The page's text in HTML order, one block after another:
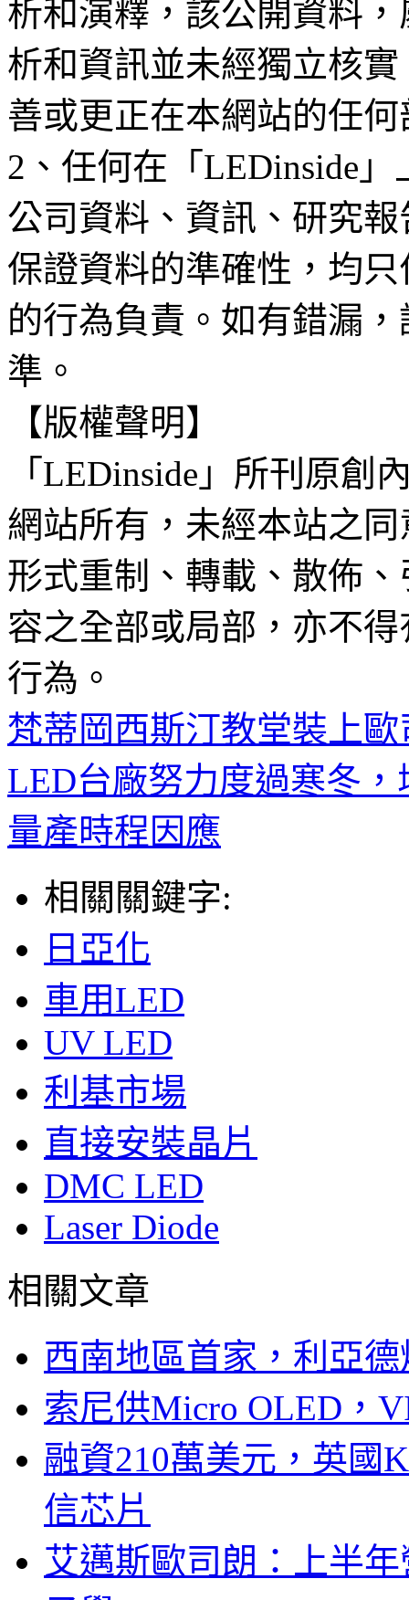
析和演釋，該公開資料
析和資訊並未經獨立核
善或更正在本網站的任
2、任何在「LEDinside
公司資料、資訊、研究
保證資料的準確性，均
的行為負責。如有錯漏
準。
【版權聲明】
「LEDinside」所刊原創
網站所有，未經本站之
形式重制、轉載、散佈
容之全部或局部，亦不
行為。
梵蒂岡西斯汀教堂裝上
LED台廠努力度過寒冬
量產時程因應
相關關鍵字:
日亞化
車用LED
UV LED
利基市場
直接安裝晶片
DMC LED
Laser Diode
相關文章
西南地區首家，利亞
索尼供Micro OLED，
融資210萬美元，英國
信芯片
艾邁斯歐司朗：上半